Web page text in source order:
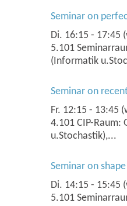
Seminar on
Di. 16:15 - 17:45
5.101
(Informatik
Seminar on
Fr. 12:15 - 13:45
4.101 CIP-
u.Stochastik),...
Seminar on
Di. 14:15 - 15:45
5.101